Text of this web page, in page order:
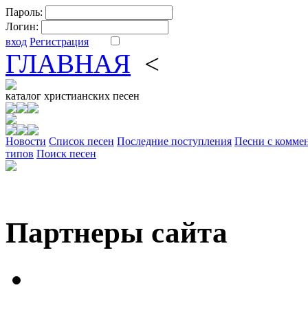
Пароль:
Логин:
вход Регистрация
ГЛАВНАЯ <
каталог христианских песен
Новости Cписок песен Последние поступления Песни с
типов Поиск песен
Партнеры сайта